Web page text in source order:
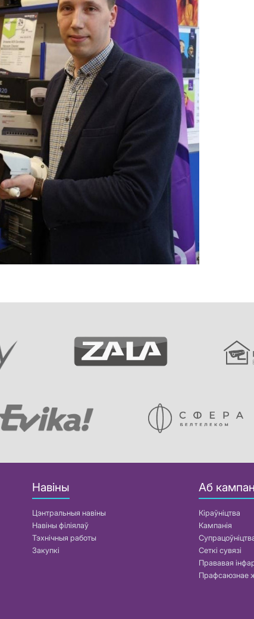
Навіны
Цэнтральныя навіны
Навіны філіялаў
Тэхнічныя работы
Закупкі
Аб
Кіраўніцтва
Кампанія
Сеткі сувязі
Прававая
Прафсаюзнае